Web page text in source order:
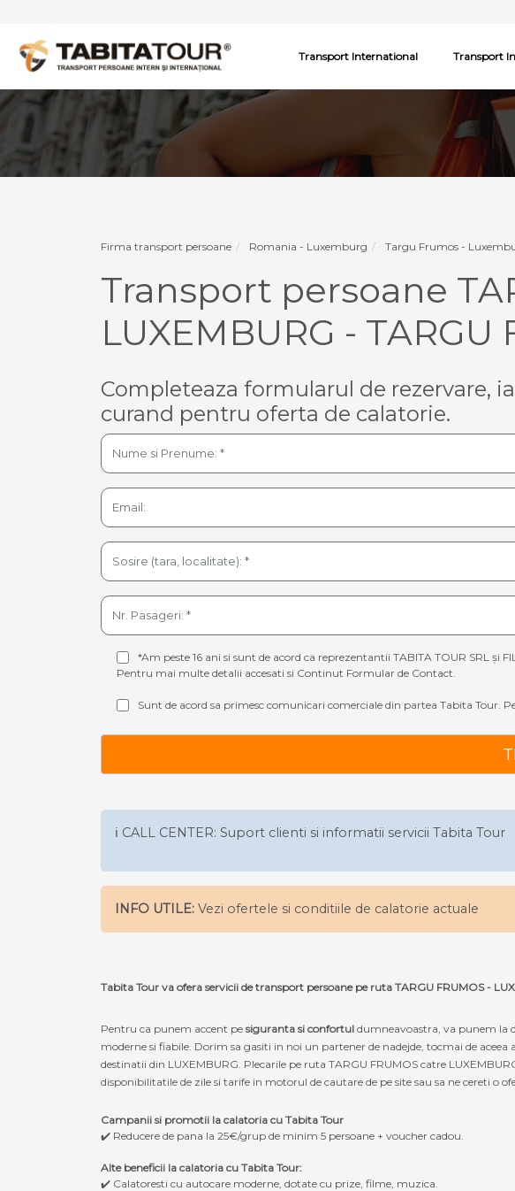
Transport International Transport
Firma transport persoane Romania - Luxemburg Targu Frumos -
Transport persoane
LUXEMBURG - TARGU
Completeaza formularul de rezervare,
curand pentru oferta de calatorie.
*Am peste 16 ani si sunt de acord ca reprezentantii TABITA TOUR SRL și
Pentru mai multe detalii accesati si Continut Formular de Contact.
Sunt de acord sa primesc comunicari comerciale din partea Tabita Tour.
ℹ️ CALL CENTER: Suport clienti si informatii servicii Tabita Tour
INFO UTILE: Vezi ofertele si conditiile de calatorie actuale
Tabita Tour va ofera servicii de transport persoane pe ruta TARGU FRUMOS -
Pentru ca punem accent pe siguranta si confortul dumneavoastra, va punem la
moderne si fiabile. Dorim sa gasiti in noi un partener de nadejde, tocmai de
destinatii din LUXEMBURG. Plecarile pe ruta TARGU FRUMOS catre
disponibilitatile de zile si tarife in motorul de cautare de pe site sau sa ne cereti o
Campanii si promotii la calatoria cu Tabita Tour
✔️ Reducere de pana la 25€/grup de minim 5 persoane + voucher cadou.
Alte beneficii la calatoria cu Tabita Tour:
✔️ Calatoresti cu autocare moderne, dotate cu prize, filme, muzica.